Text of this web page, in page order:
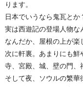
ります。
日本でいうなら鬼瓦とか
実は西遊記の登場人物な
なんだか、屋根の上が楽
次に軒裏。あまりにも鮮
寺、宮殿、城、壁の門、
そして夜、ソウルの繁華